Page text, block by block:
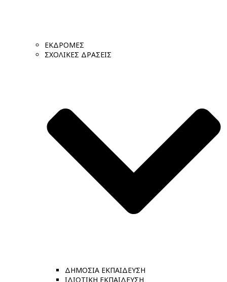
ΕΚΔΡΟΜΕΣ
ΣΧΟΛΙΚΕΣ ΔΡΑΣΕΙΣ
ΔΗΜΟΣΙΑ ΕΚΠΑΙΔΕΥΣΗ
ΙΔΙΩΤΙΚΗ ΕΚΠΑΙΔΕΥΣΗ